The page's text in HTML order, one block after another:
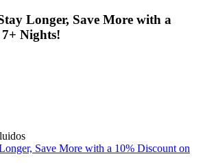
Longer, Save More with a
Nights!
Save More with a 10% Discount on